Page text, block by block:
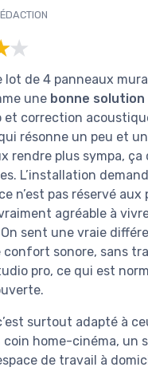
lot de 4 panneaux
une bonne solution
et correction
résonne un peu et
rendre plus sympa, ça
L’installation
n’est pas réservé aux
agréable à
sent une vraie
confort sonore, sans
pro, ce qui est
surtout adapté à
coin home-cinéma, un
de travail à